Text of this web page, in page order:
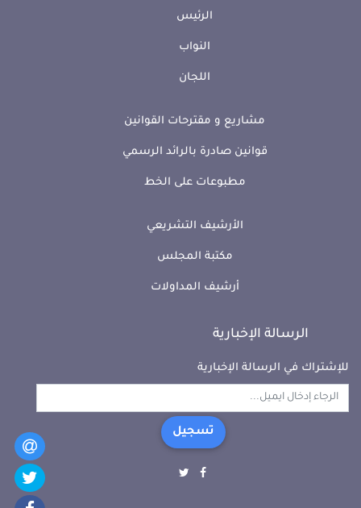
الرئيس
النواب
اللجان
مشاريع و مقترحات القوانين
قوانين صادرة بالرائد الرسمي
مطبوعات على الخط
الأرشيف التشريعي
مكتبة المجلس
أرشيف المداولات
الرسالة الإخبارية
للإشتراك في الرسالة الإخبارية
تسجيل